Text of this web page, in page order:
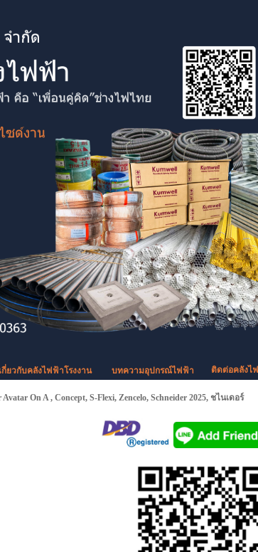
เกี่ยวกับคลังไฟฟ้าโรงงาน บทความอุปกรณ์ไฟฟ้า ติดต่อคลังไ
Avatar On A , Concept, S-Flexi, Zencelo, Schneider 2025, ชไนเดอร์